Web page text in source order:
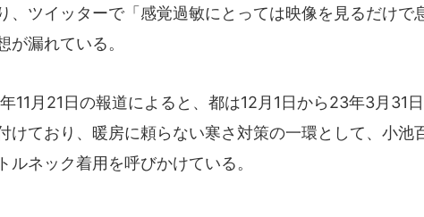
、ツイッターで「感覚過敏にとっては映像を見るだけで
が漏れている。
11月21日の報道によると、都は12月1日から23年3月31
けており、暖房に頼らない寒さ対策の一環として、小池
ルネック着用を呼びかけている。